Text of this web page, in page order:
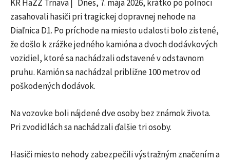
KR HaZZ Trnava | Dnes, 7. mája 2026, krátko po polnoci
zasahovali hasiči pri tragickej dopravnej nehode na
Diaľnica D1. Po príchode na miesto udalosti bolo zistené,
že došlo k zrážke jedného kamióna a dvoch dodávkových
vozidiel, ktoré sa nachádzali odstavené v odstavnom
pruhu. Kamión sa nachádzal približne 100 metrov od
poškodených dodávok.
Na vozovke boli nájdené dve osoby bez známok života.
Pri zvodidlách sa nachádzali ďalšie tri osoby.
Hasiči miesto nehody zabezpečili výstražným značením a